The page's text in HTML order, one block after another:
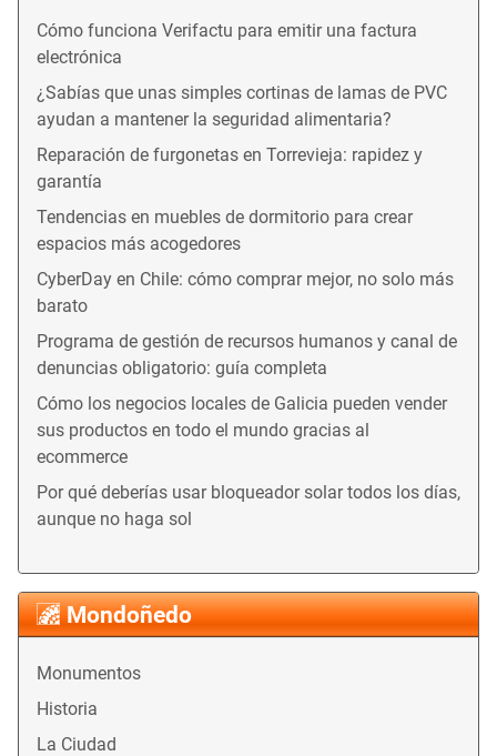
Mondoñedo
Monumentos
Historia
La Ciudad
Cómo funciona Verifactu para emitir una factura
electrónica
¿Sabías que unas simples cortinas de lamas de PVC
ayudan a mantener la seguridad alimentaria?
Reparación de furgonetas en Torrevieja: rapidez y
garantía
Tendencias en muebles de dormitorio para crear
espacios más acogedores
CyberDay en Chile: cómo comprar mejor, no solo más
barato
Programa de gestión de recursos humanos y canal de
denuncias obligatorio: guía completa
Cómo los negocios locales de Galicia pueden vender
sus productos en todo el mundo gracias al
ecommerce
Por qué deberías usar bloqueador solar todos los días,
aunque no haga sol